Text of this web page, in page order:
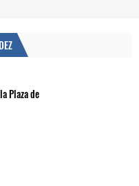
Plaza de